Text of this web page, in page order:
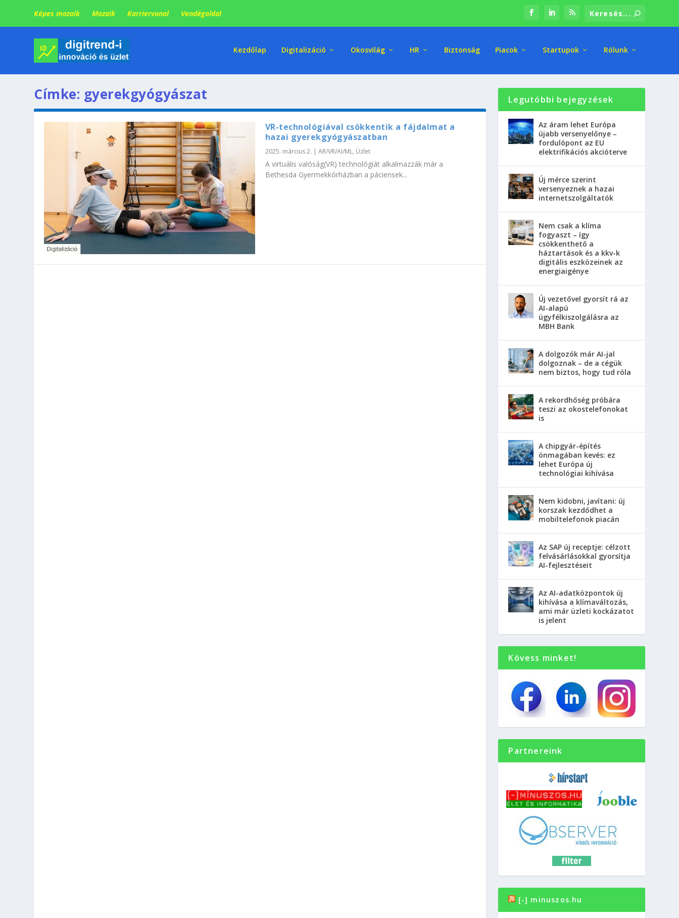
Képes mozaik Mozaik Karriervonal Vendégoldal
Kezdőlap Digitalizáció Okosvilág HR Biztonság Piacok Startupok Rólunk
Címke: gyerekgyógyászat
VR-technológiával csökkentik a fájdalmat a
hazai gyerekgyógyászatban
2025. március 2. | AR/VR/AI/ML, Üzlet
A virtuális valóság(VR) technológiát alkalmazzák már a
Bethesda Gyermekkórházban a páciensek...
Legutóbbi bejegyzések
Az áram lehet Európa
újabb versenyelőnye –
fordulópont az EU
elektrifikációs akcióterve
Új mérce szerint
versenyeznek a hazai
internetszolgáltatók
Nem csak a klíma
fogyaszt – így
csökkenthető a
háztartások és a kkv-k
digitális eszközeinek az
energiaigénye
Új vezetővel gyorsít rá az
AI-alapú
ügyfélkiszolgálásra az
MBH Bank
A dolgozók már AI-jal
dolgoznak – de a cégük
nem biztos, hogy tud róla
A rekordhőség próbára
teszi az okostelefonokat
is
A chipgyár-építés
önmagában kevés: ez
lehet Európa új
technológiai kihívása
Nem kidobni, javítani: új
korszak kezdődhet a
mobiltelefonok piacán
Az SAP új receptje: célzott
felvásárlásokkal gyorsítja
AI-fejlesztéseit
Az AI-adatközpontok új
kihívása a klímaváltozás,
ami már üzleti kockázatot
is jelent
Kövess minket!
Partnereink
[-] minuszos.hu